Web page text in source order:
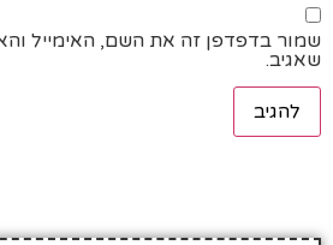
שמור בדפדפן זה את השם, האימייל
שאגיב.